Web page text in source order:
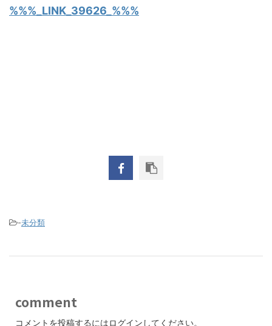
%%%_LINK_39626_%%%
-未分類
comment
コメントを投稿するにはログイン してください。